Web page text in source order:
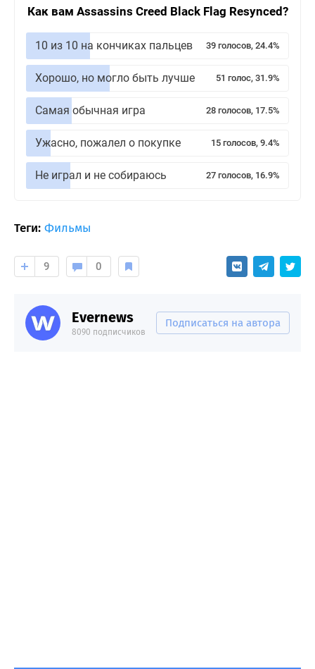
Как вам Assassins Creed Black Flag Resynced?
10 из 10 на кончиках пальцев 39 голосов, 24.4%
Хорошо, но могло быть лучше 51 голос, 31.9%
Самая обычная игра 28 голосов, 17.5%
Ужасно, пожалел о покупке 15 голосов, 9.4%
Не играл и не собираюсь 27 голосов, 16.9%
Теги: Фильмы
9 0
Evernews
8090 подписчиков
Подписаться на автора